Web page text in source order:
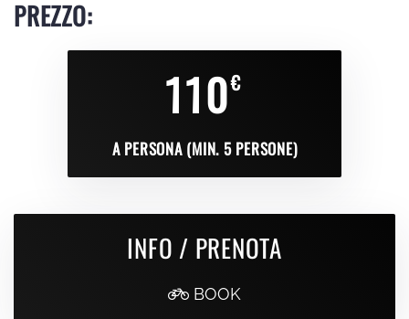
PREZZO:
110€
A PERSONA (MIN. 5 PERSONE)
INFO / PRENOTA
BOOK